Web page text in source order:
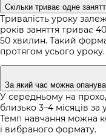
Скільки триває одне
Тривалість уроку
років заняття триває
50 хвилин. Такий
протягом усього уроку.
За який час можна
У середньому на
близько 3–4 місяців
Темп навчання можна
і вибраного формату.